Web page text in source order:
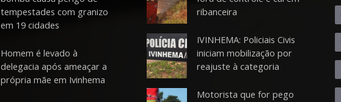
tempestades com granizo
em 19 cidades
Homem é levado à
delegacia após ameaçar a
própria mãe em Ivinhema
ribanceira
IVINHEMA: Policiais Civis
iniciam mobilização por
reajuste à categoria
Motorista que for pego